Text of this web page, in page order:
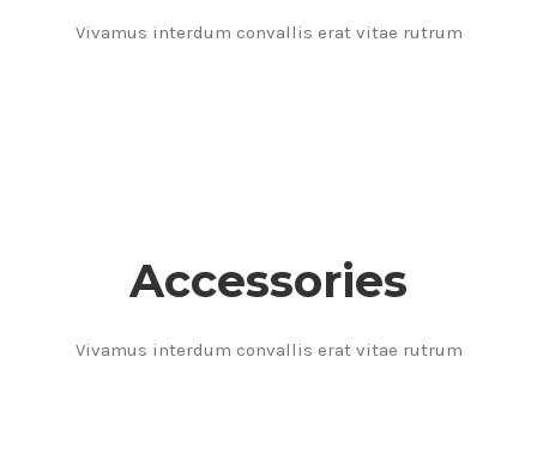
Vivamus interdum convallis erat vitae rutrum
Accessories
Vivamus interdum convallis erat vitae rutrum